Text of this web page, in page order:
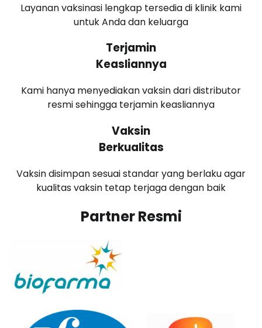
Layanan vaksinasi lengkap tersedia di klinik kami
untuk Anda dan keluarga
Terjamin
Keasliannya
Kami hanya menyediakan vaksin dari distributor
resmi sehingga terjamin keasliannya
Vaksin
Berkualitas
Vaksin disimpan sesuai standar yang berlaku agar
kualitas vaksin tetap terjaga dengan baik
Partner Resmi